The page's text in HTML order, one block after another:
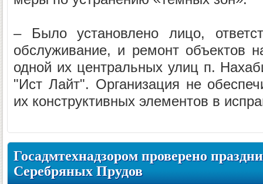
– Было установлено лицо,
обслуживание, и ремонт объектов
одной их центральных улиц п.
"Ист Лайт". Организация не
их конструктивных элементов в
Госадмтехнадзором проверено
Серебряных Прудов